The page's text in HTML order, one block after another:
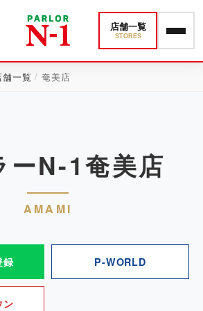
店舗一覧
STORES
舗一覧 奄美店
ーN-1奄美店
AMAMI
録 P-WORLD
ン